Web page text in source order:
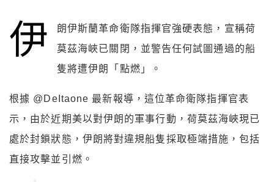
伊
朗伊斯蘭革命衛隊指揮官強硬表態，宣稱荷
莫茲海峽已關閉，並警告任何試圖通過的船
隻將遭伊朗「點燃」。
根據 @DeItaone 最新報導，這位革命衛隊指揮官表
示，由於近期美以對伊朗的軍事行動，荷莫茲海峽現已
處於封鎖狀態，伊朗將對違規船隻採取極端措施，包括
直接攻擊並引燃。